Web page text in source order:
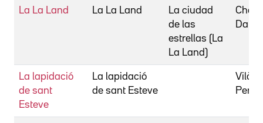
La La Land La La Land
La ciudad
de las
estrellas (La
La Land)
La lapidació
de sant
Esteve
La lapidació
de sant Esteve
Vilà
Pere